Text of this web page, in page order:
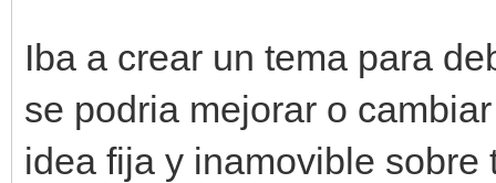
Iba a crear un tema para
se podria mejorar o
idea fija y inamovible